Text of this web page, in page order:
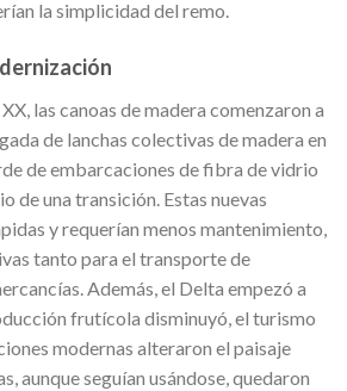
la simplicidad del remo.
las canoas de madera comenzaron a
de lanchas colectivas de madera en
de embarcaciones de fibra de vidrio
de una transición. Estas nuevas
y requerían menos mantenimiento,
tanto para el transporte de
Además, el Delta empezó a
frutícola disminuyó, el turismo
modernas alteraron el paisaje
aunque seguían usándose, quedaron